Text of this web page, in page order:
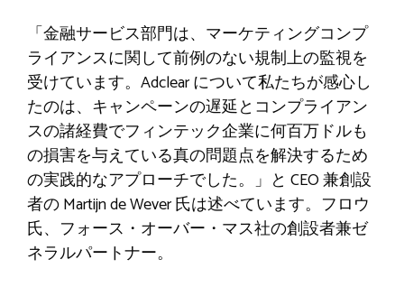
「金融サービス部門は、マーケティングコンプ
ライアンスに関して前例のない規制上の監視を
受けています。Adclear について私たちが感心し
たのは、キャンペーンの遅延とコンプライアン
スの諸経費でフィンテック企業に何百万ドルも
の損害を与えている真の問題点を解決するため
の実践的なアプローチでした。」と CEO 兼創設
者の Martijn de Wever 氏は述べています。フロウ
氏、フォース・オーバー・マス社の創設者兼ゼ
ネラルパートナー。